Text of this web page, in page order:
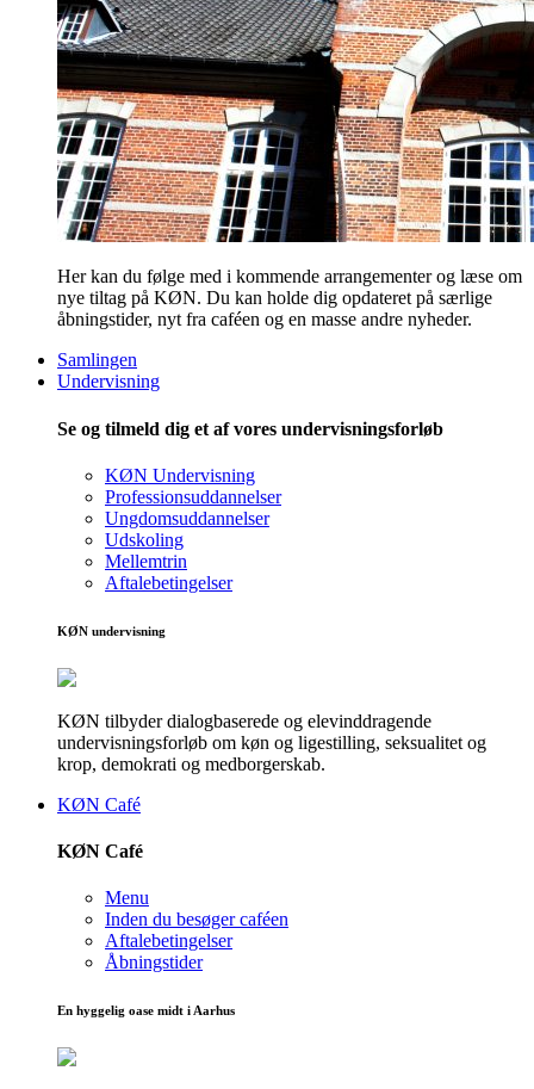
Her kan du følge med i kommende arrangementer og læse om
nye tiltag på KØN. Du kan holde dig opdateret på særlige
åbningstider, nyt fra caféen og en masse andre nyheder.
Samlingen
Undervisning
Se og tilmeld dig et af vores undervisningsforløb
KØN Undervisning
Professionsuddannelser
Ungdomsuddannelser
Udskoling
Mellemtrin
Aftalebetingelser
KØN undervisning
KØN tilbyder dialogbaserede og elevinddragende
undervisningsforløb om køn og ligestilling, seksualitet og
krop, demokrati og medborgerskab.
KØN Café
KØN Café
Menu
Inden du besøger caféen
Aftalebetingelser
Åbningstider
En hyggelig oase midt i Aarhus